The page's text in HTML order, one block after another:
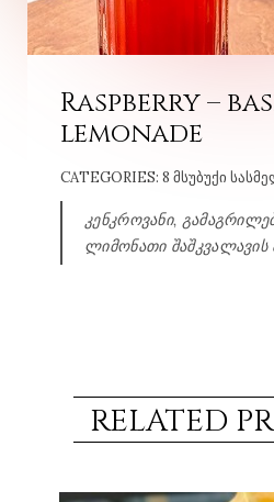
Raspberry –
lemonade
CATEGORIES: 8 ᲛᲡᲣᲑᲣᲥᲘ
კენკროვანი,
ლიმონათი
RELATED